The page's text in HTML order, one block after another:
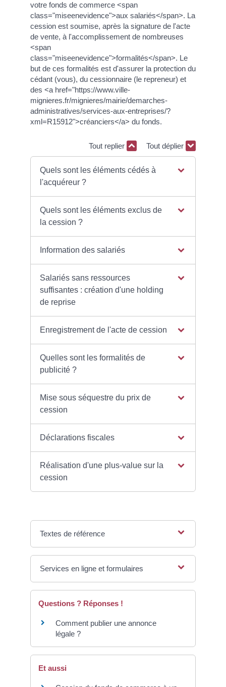
votre fonds de commerce <span
class="miseenevidence">aux salariés</span>. La
cession est soumise, après la signature de l'acte
de vente, à l'accomplissement de nombreuses
<span
class="miseenevidence">formalités</span>. Le
but de ces formalités est d'assurer la protection du
cédant (vous), du cessionnaire (le repreneur) et
des <a href="https://www.ville-
mignieres.fr/mignieres/mairie/demarches-
administratives/services-aux-entreprises/?
xml=R15912">créanciers</a> du fonds.
Tout replier Tout déplier
Quels sont les éléments cédés à
l'acquéreur ?
Quels sont les éléments exclus de
la cession ?
Information des salariés
Salariés sans ressources
suffisantes : création d'une holding
de reprise
Enregistrement de l'acte de cession
Quelles sont les formalités de
publicité ?
Mise sous séquestre du prix de
cession
Déclarations fiscales
Réalisation d'une plus-value sur la
cession
Textes de référence
Services en ligne et formulaires
Questions ? Réponses !
Comment publier une annonce
légale ?
Et aussi